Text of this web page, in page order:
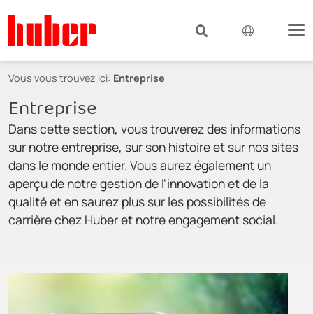
Vous vous trouvez ici: Entreprise
Entreprise
Dans cette section, vous trouverez des informations
sur notre entreprise, sur son histoire et sur nos sites
dans le monde entier. Vous aurez également un
aperçu de notre gestion de l'innovation et de la
qualité et en saurez plus sur les possibilités de
carrière chez Huber et notre engagement social.